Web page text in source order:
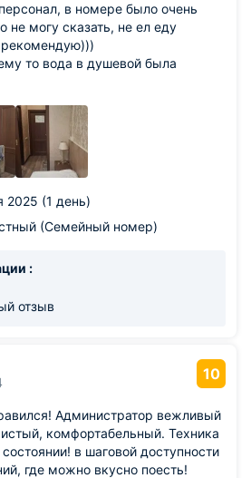
в номере было очень
не могу сказать, не ел еду
то вода в душевой была
2025 (1 день)
(Семейный номер)
:
отзыв
10
Администратор вежливый
комфортабельный. Техника
в шаговой доступности
где можно вкусно поесть!